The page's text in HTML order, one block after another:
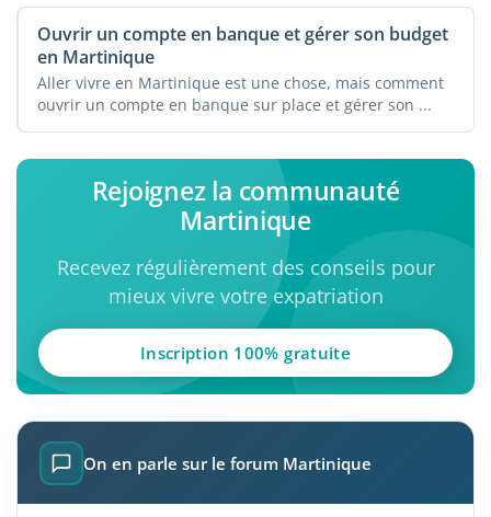
Ouvrir un compte en banque et gérer son budget
en Martinique
Aller vivre en Martinique est une chose, mais comment
ouvrir un compte en banque sur place et gérer son ...
Rejoignez la communauté
Martinique
Recevez régulièrement des conseils pour
mieux vivre votre expatriation
Inscription 100% gratuite
On en parle sur le forum Martinique